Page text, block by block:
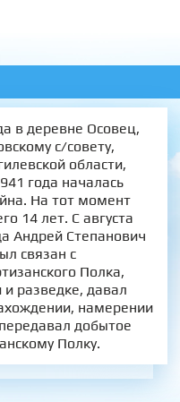
в деревне Осовец,
с/совету,
области,
года началась
На тот момент
14 лет. С августа
Андрей Степанович
связан с
Полка,
разведке, давал
намерении
добытое
Полку.